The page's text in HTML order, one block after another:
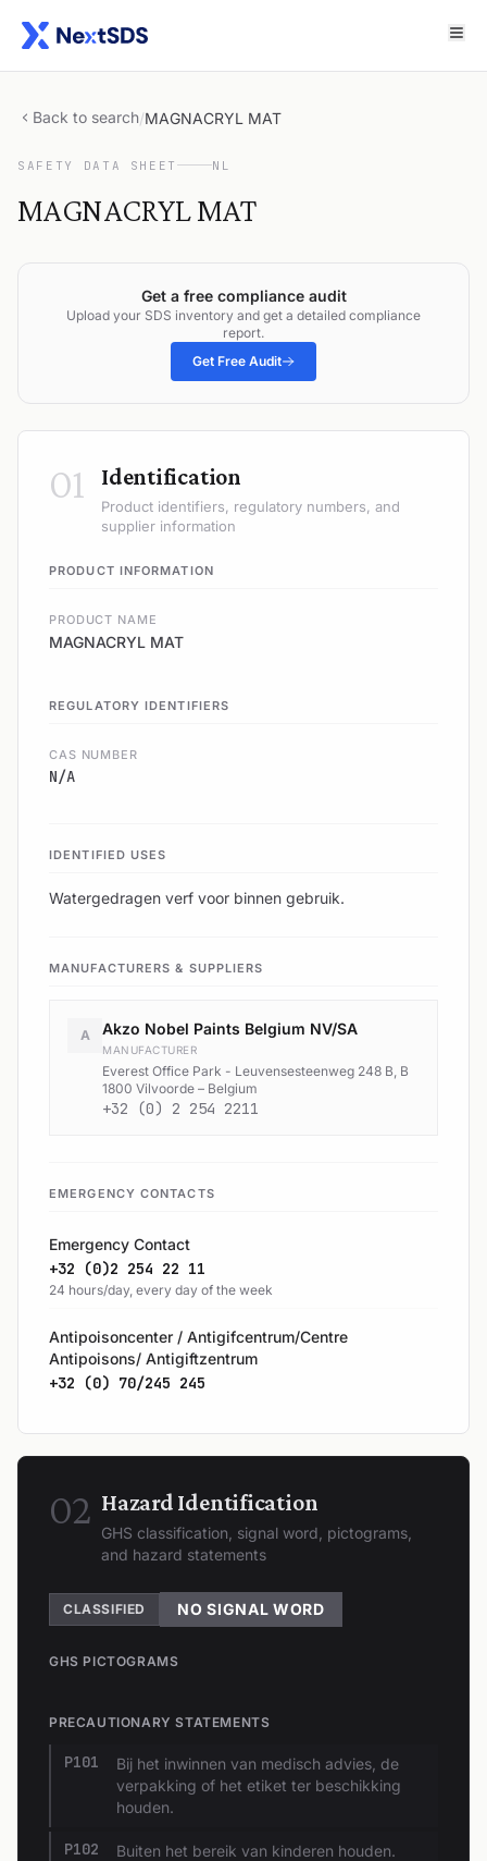
Back to search/MAGNACRYL MAT
SAFETY DATA SHEET NL
MAGNACRYL MAT
Get a free compliance audit
Upload your SDS inventory and get a detailed compliance
report.
Get Free Audit
01 Identification
Product identifiers, regulatory numbers, and
supplier information
PRODUCT INFORMATION
PRODUCT NAME
MAGNACRYL MAT
REGULATORY IDENTIFIERS
CAS NUMBER
N/A
IDENTIFIED USES
Watergedragen verf voor binnen gebruik.
MANUFACTURERS & SUPPLIERS
A Akzo Nobel Paints Belgium NV/SA
MANUFACTURER
Everest Office Park - Leuvensesteenweg 248 B, B
1800 Vilvoorde – Belgium
+32 (0) 2 254 2211
EMERGENCY CONTACTS
Emergency Contact
+32 (0)2 254 22 11
24 hours/day, every day of the week
Antipoisoncenter / Antigifcentrum/Centre
Antipoisons/ Antigiftzentrum
+32 (0) 70/245 245
02 Hazard Identification
GHS classification, signal word, pictograms,
and hazard statements
CLASSIFIED NO SIGNAL WORD
GHS PICTOGRAMS
PRECAUTIONARY STATEMENTS
P101
Bij het inwinnen van medisch advies, de
verpakking of het etiket ter beschikking
houden.
P102 Buiten het bereik van kinderen houden.